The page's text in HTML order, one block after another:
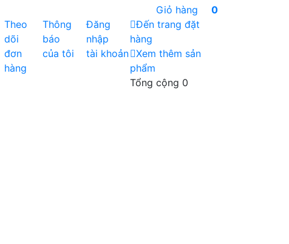
Theo
dõi
đơn
hàng
Thông
báo
của tôi
Đăng
nhập
tài khoản
Giỏ hàng
0
Đến trang đặt
hàng
Xem thêm sản
phẩm
Tổng cộng 0